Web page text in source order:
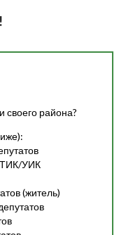
своего района?
ТИК/УИК
(житель)